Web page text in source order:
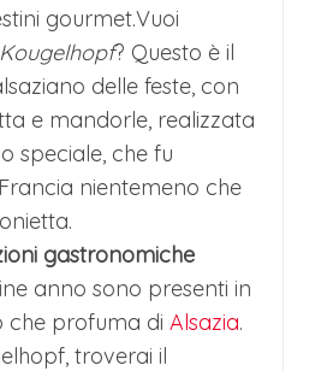
gourmet.Vuoi
Kougelhopf? Questo è il
delle feste, con
e mandorle, realizzata
speciale, che fu
nientemeno che
gastronomiche
anno sono presenti in
che profuma di Alsazia.
troverai il